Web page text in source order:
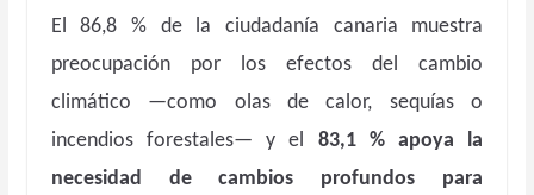
El 86,8 % de la ciudadanía canaria muestra
preocupación por los efectos del cambio
climático —como olas de calor, sequías o
incendios forestales— y el 83,1 % apoya la
necesidad de cambios profundos para